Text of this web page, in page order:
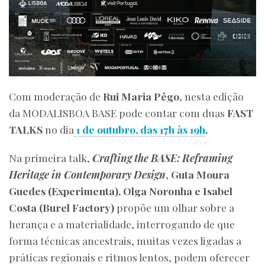
Com moderação de Rui Maria Pêgo, nesta edição
da MODALISBOA BASE pode contar com duas FAST
TALKSno dia 1 de outubro, das 17h às 19h.
Na primeira talk, Crafting the BASE: Reframing
Heritage in Contemporary Design, Guta Moura
Guedes (Experimenta), Olga Noronha e Isabel
Costa (Burel Factory) propõe um olhar sobre a
herança e a materialidade, interrogando de que
forma técnicas ancestrais, muitas vezes ligadas a
práticas regionais e ritmos lentos, podem oferecer